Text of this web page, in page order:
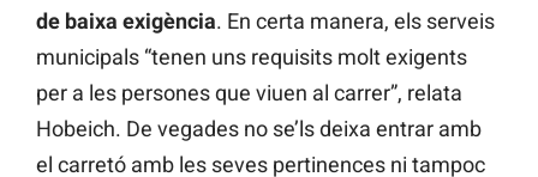
de baixa exigència. En certa manera, els serveis
municipals “tenen uns requisits molt exigents
per a les persones que viuen al carrer”, relata
Hobeich. De vegades no se’ls deixa entrar amb
el carretó amb les seves pertinences ni tampoc